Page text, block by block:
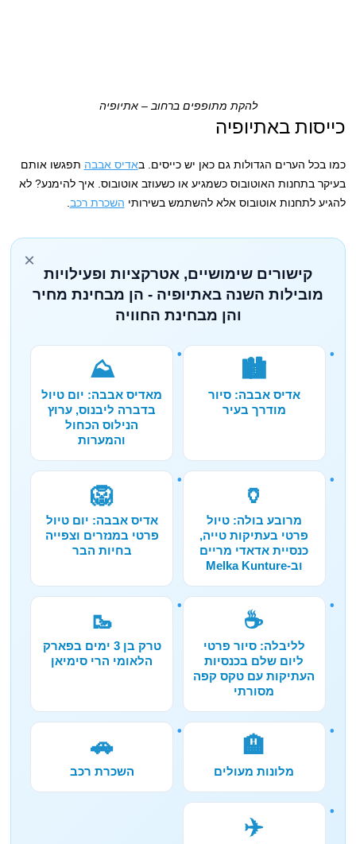
להקת מתופפים ברחוב – אתיופיה
כייסות באתיופיה
כמו בכל הערים הגדולות גם כאן יש כייסים. באדיס אבבה תפגשו אותם
בעיקר בתחנות האוטובוס כשמגיע או כשעוזב אוטובוס. איך להימנע? לא
להגיע לתחנות אוטובוס אלא להשתמש בשירותי השכרת רכב.
×
קישורים שימושיים, אטרקציות ופעילויות
מובילות השנה באתיופיה - הן מבחינת מחיר
והן מבחינת החוויה
🏙️
אדיס אבבה: סיור
מודרך בעיר
⛰️
מאדיס אבבה: יום טיול
בדברה ליבנוס, ערוץ
הנילוס הכחול
והמערות
🏺
מרובע בולה: טיול
פרטי בעתיקות טייה,
כנסיית אדאדי מריים
וב-Melka Kunture
🦁
אדיס אבבה: יום טיול
פרטי במנזרים וצפייה
בחיות הבר
☕
לליבלה: סיור פרטי
ליום שלם בכנסיות
העתיקות עם טקס קפה
מסורתי
🥾
טרק בן 3 ימים בפארק
הלאומי הרי סימיאן
🏨
מלונות מעולים
🚗
השכרת רכב
✈️